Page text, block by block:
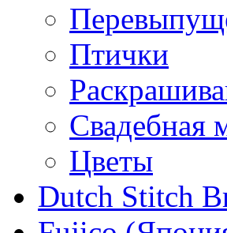
Птички
Свадебная
Цветы
Dutch Stitch